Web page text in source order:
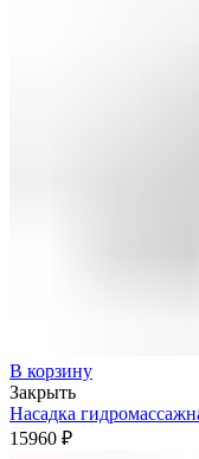
В корзину
Закрыть
Насадка
15960 ₽